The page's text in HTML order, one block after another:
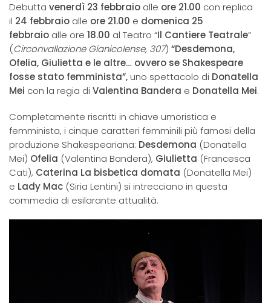
Debutta venerdì 23 febbraio alle ore 21.00 con replica
il 24 febbraio alle ore 21.00 e domenica 25
febbraio alle ore 18.00 al Teatro “Il Cantiere Teatrale”
(Circonvallazione Gianicolense, 307) “Desdemona,
Ofelia, Giulietta e le altre… ovvero se Shakespeare
fosse stato femminista”,uno spettacolo di Donatella
Mei con la regia di Valentina Bandera e Donatella Mei.
Completamente riscritti in chiave umoristica e
femminista, i cinque caratteri femminili più famosi della
produzione Shakespeariana: Desdemona (Donatella
Mei) Ofelia (Valentina Bandera), Giulietta (Francesca
Cati), Caterina La bisbetica domata (Donatella Mei)
e Lady Mac (Siria Lentini) si intrecciano in questa
commedia di esilarante attualità.